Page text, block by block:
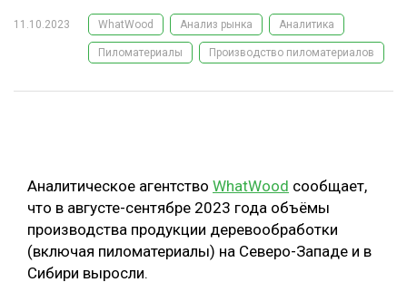
ЛЕСНОЕ ХОЗЯЙСТВО
ЛЕСОЗАГОТОВКА
ОБРАБОТКА ДРЕВЕСИНЫ
ЛЕСОВОССТАНОВЛЕНИЕ И ЗАЩИТА
ЛОГИСТИКА
ПРОИЗВОДСТВО ДРЕВЕСНЫХ ПЛИТ
ТЕМАТИЧЕСКИЕ ПРОЕКТЫ
ПОДБОРКИ СТАТЕЙ
ЭКСПЕРТНОЕ МНЕНИЕ
11.10.2023 WhatWood Анализ рынка Аналитика
Пиломатериалы Производство пиломатериалов
Аналитическое агентство WhatWood сообщает,
что в августе-сентябре 2023 года объёмы
производства продукции деревообработки
(включая пиломатериалы) на Северо-Западе и в
Сибири выросли.